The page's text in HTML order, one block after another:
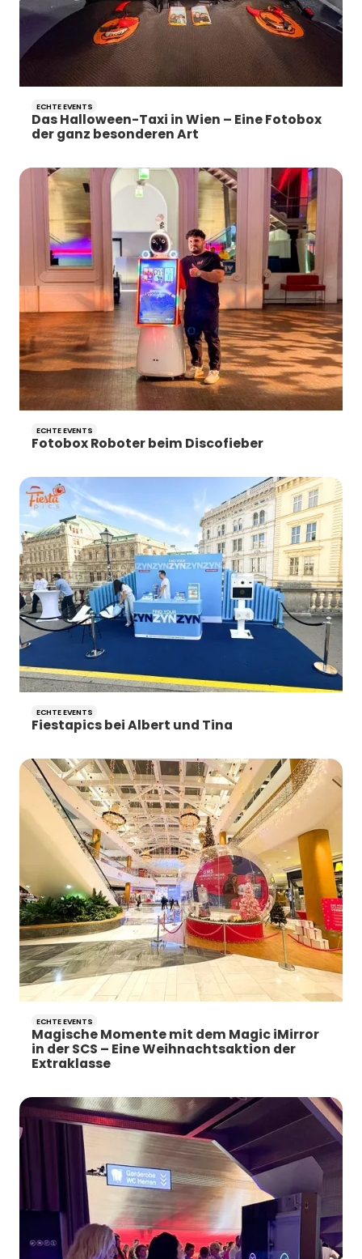
ECHTE EVENTS
Das Halloween-Taxi in Wien – Eine Fotobox
der ganz besonderen Art
ECHTE EVENTS
Fotobox Roboter beim Discofieber
ECHTE EVENTS
Fiestapics bei Albert und Tina
ECHTE EVENTS
Magische Momente mit dem Magic iMirror
in der SCS – Eine Weihnachtsaktion der
Extraklasse